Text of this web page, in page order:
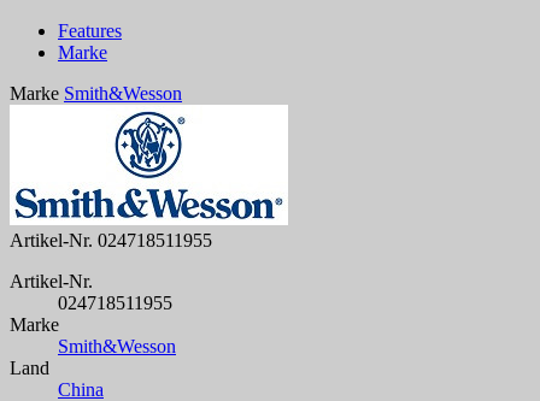
Features
Marke
Marke Smith&Wesson
Artikel-Nr. 024718511955
Artikel-Nr.
024718511955
Marke
Smith&Wesson
Land
China